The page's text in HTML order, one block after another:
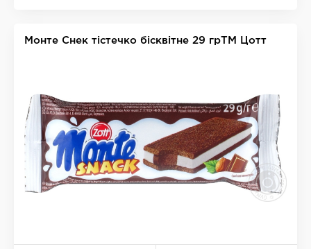
Монте Снек тістечко бісквітне 29 грТМ Цотт